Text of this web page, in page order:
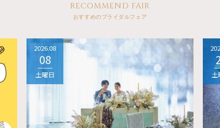
RECOMMEND FAIR
おすすめのブライダルフェア
2026.08
08
土曜日 土